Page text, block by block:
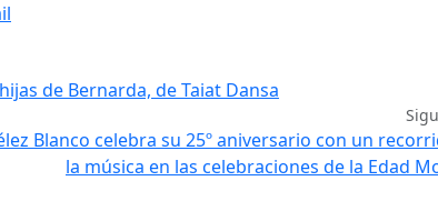
de Bernarda, de Taiat Dansa
Blanco celebra su 25º aniversario con un
la música en las celebraciones de la Edad